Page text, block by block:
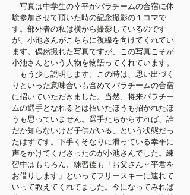
写真は中学生の幸平がパラチームの合宿に体
験参加させて頂いた時の記念撮影の１コマで
す。部外者の私は横から撮影しているのです
が、小池さんがこちらに視線を向けてくれてい
ます。偶然撮れた写真ですが、この写真こそが
小池さんという人物を物語ってくれています。
もう少し説明します。この時は、思い出づく
りといった意味合いも含めてパラチームの合宿
に招いていただきました。当然、将来パラチー
ムの選手となれるとは招いたほうも招かれたほ
うも思っていません。選手たちからすれば、誰
だか知らないけど子供がいる、という状態だっ
たはずです。下手くそなりに滑っている幸平に
声をかけてくださったのが小池さんでした。練
習中はもちろん、練習後も「お父さん幸平君を
お借りします」といってフリースキーに連れて
いって教えてくれてました。今になってみれば